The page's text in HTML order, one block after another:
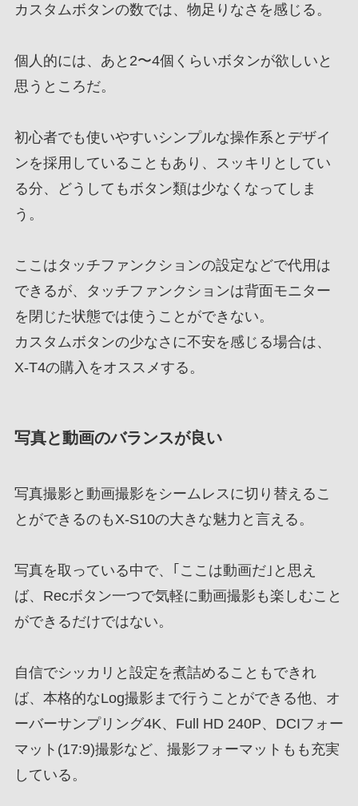
カスタムボタンの数では、物足りなさを感じる。
個人的には、あと2〜4個くらいボタンが欲しいと
思うところだ。
初心者でも使いやすいシンプルな操作系とデザイ
ンを採用していることもあり、スッキリとしてい
る分、どうしてもボタン類は少なくなってしま
う。
ここはタッチファンクションの設定などで代用は
できるが、タッチファンクションは背面モニター
を閉じた状態では使うことができない。
カスタムボタンの少なさに不安を感じる場合は、
X-T4の購入をオススメする。
写真と動画のバランスが良い
写真撮影と動画撮影をシームレスに切り替えるこ
とができるのもX-S10の大きな魅力と言える。
写真を取っている中で、｢ここは動画だ｣と思え
ば、Recボタン一つで気軽に動画撮影も楽しむこと
ができるだけではない。
自信でシッカリと設定を煮詰めることもできれ
ば、本格的なLog撮影まで行うことができる他、オ
ーバーサンプリング4K、Full HD 240P、DCIフォー
マット(17:9)撮影など、撮影フォーマットもも充実
している。